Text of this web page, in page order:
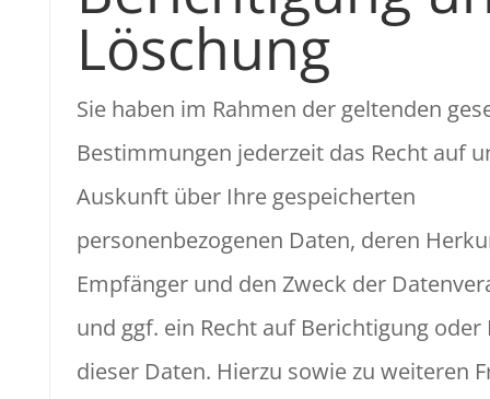
Löschung
Sie haben im Rahmen der geltenden
Bestimmungen jederzeit das Recht auf
Auskunft über Ihre gespeicherten
personenbezogenen Daten, deren
Empfänger und den Zweck der
und ggf. ein Recht auf Berichtigung oder
dieser Daten. Hierzu sowie zu weiteren